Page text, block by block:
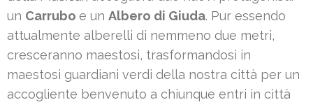
un Carrubo e un Albero di Giuda. Pur essendo
attualmente alberelli di nemmeno due metri,
cresceranno maestosi, trasformandosi in
maestosi guardiani verdi della nostra città per un
accogliente benvenuto a chiunque entri in città